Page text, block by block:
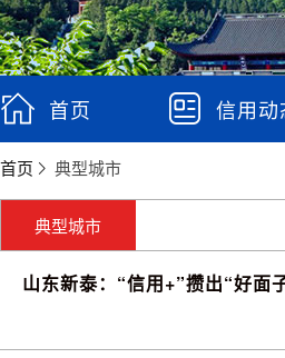
首页 信用动
首页 典型城市
典型城市
山东新泰：“信用+”攒出“好面